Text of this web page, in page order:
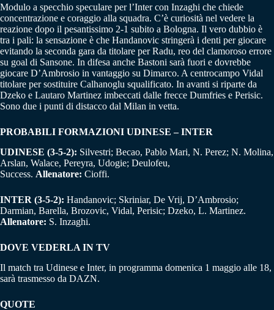
Modulo a specchio speculare per l’Inter con Inzaghi che chiede
concentrazione e coraggio alla squadra. C’è curiosità nel vedere la
reazione dopo il pesantissimo 2-1 subito a Bologna. Il vero dubbio è
tra i pali: la sensazione è che Handanovic stringerà i denti per giocare
evitando la seconda gara da titolare per Radu, reo del clamoroso errore
su goal di Sansone. In difesa anche Bastoni sarà fuori e dovrebbe
giocare D’Ambrosio in vantaggio su Dimarco. A centrocampo Vidal
titolare per sostituire Calhanoglu squalificato. In avanti si riparte da
Dzeko e Lautaro Martinez imbeccati dalle frecce Dumfries e Perisic.
Sono due i punti di distacco dal Milan in vetta.
PROBABILI FORMAZIONI UDINESE – INTER
UDINESE (3-5-2): Silvestri; Becao, Pablo Mari, N. Perez; N. Molina,
Arslan, Walace, Pereyra, Udogie; Deulofeu,
Success. Allenatore: Cioffi.
INTER (3-5-2): Handanovic; Skriniar, De Vrij, D’Ambrosio;
Darmian, Barella, Brozovic, Vidal, Perisic; Dzeko, L. Martinez.
Allenatore: S. Inzaghi.
DOVE VEDERLA IN TV
Il match tra Udinese e Inter, in programma domenica 1 maggio alle 18,
sarà trasmesso da DAZN.
QUOTE